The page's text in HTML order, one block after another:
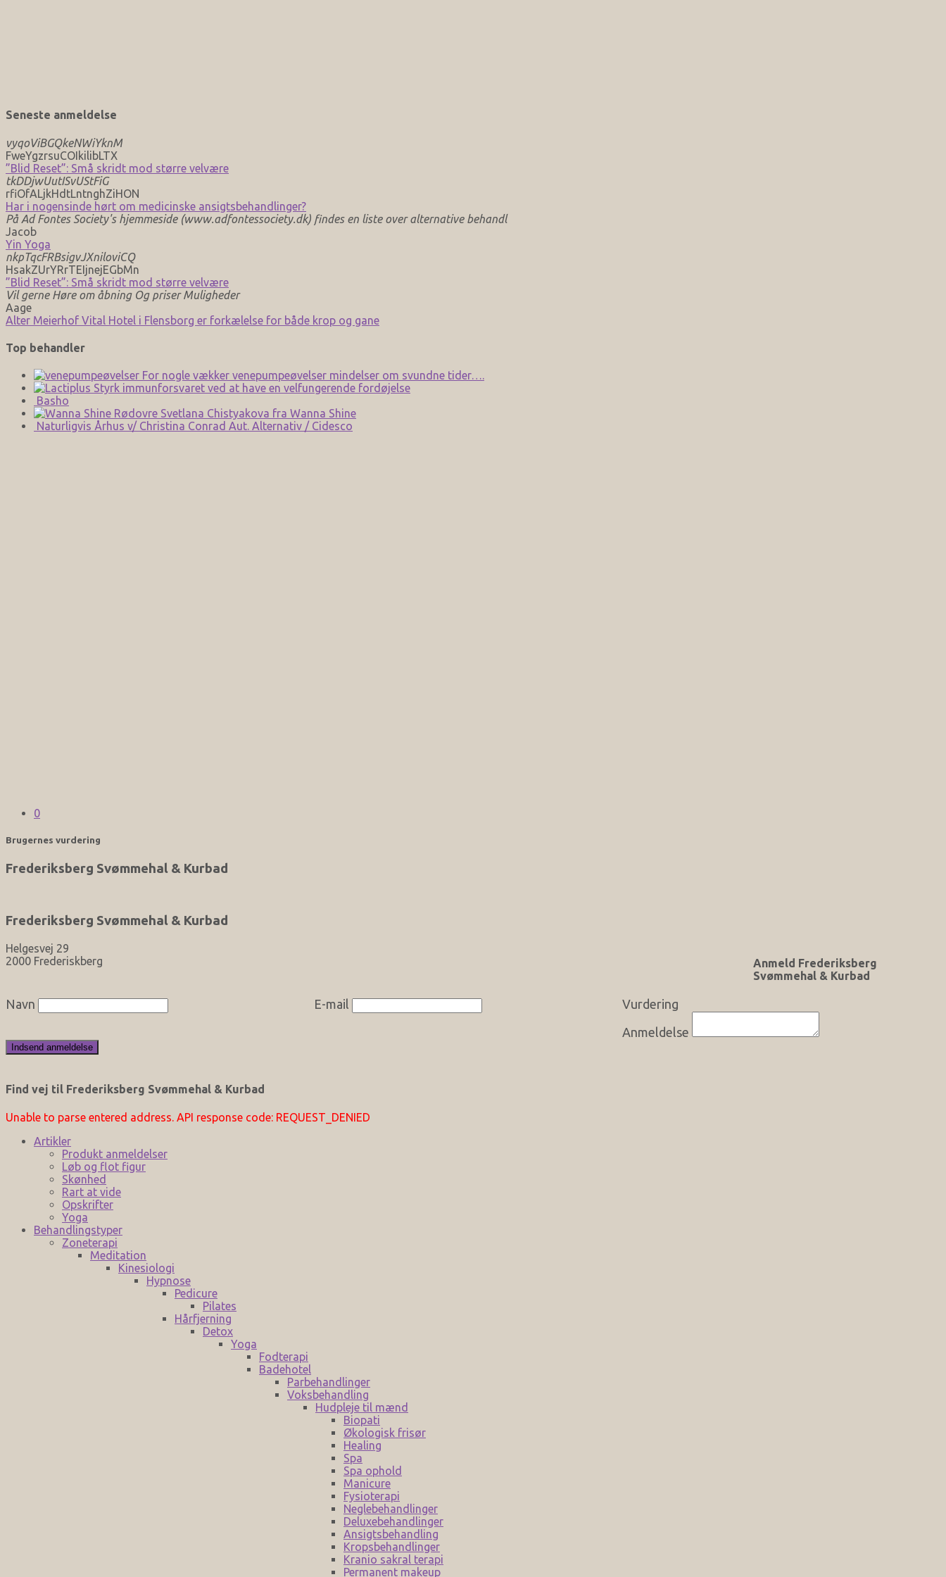
Seneste anmeldelse
vyqoViBGQkeNWiYknM
FweYgzrsuCOIkilibLTX
”Blid Reset”: Små skridt mod større velvære
tkDDjwUutISvUStFiG
rfiOfALjkHdtLntnghZiHON
Har i nogensinde hørt om medicinske ansigtsbehandlinger?
På Ad Fontes Society's hjemmeside (www.adfontessociety.dk) findes en liste over alternative behandl
Jacob
Yin Yoga
nkpTqcFRBsigvJXniloviCQ
HsakZUrYRrTEIjnejEGbMn
”Blid Reset”: Små skridt mod større velvære
Vil gerne Høre om åbning Og priser Muligheder
Aage
Alter Meierhof Vital Hotel i Flensborg er forkælelse for både krop og gane
Top behandler
For nogle vækker venepumpeøvelser mindelser om svundne tider….
Styrk immunforsvaret ved at have en velfungerende fordøjelse
Basho
Svetlana Chistyakova fra Wanna Shine
Naturligvis Århus v/ Christina Conrad Aut. Alternativ / Cidesco
0
Brugernes vurdering
Frederiksberg Svømmehal & Kurbad
Frederiksberg Svømmehal & Kurbad
Helgesvej 29
2000 Frederiskberg
Anmeld Frederiksberg
Svømmehal & Kurbad
Navn E-mail
Vurdering
Anmeldelse
Find vej til Frederiksberg Svømmehal & Kurbad
Unable to parse entered address. API response code: REQUEST_DENIED
Artikler
Produkt anmeldelser
Løb og flot figur
Skønhed
Rart at vide
Opskrifter
Yoga
Behandlingstyper
Zoneterapi
Meditation
Kinesiologi
Hypnose
Pedicure
Pilates
Hårfjerning
Detox
Yoga
Fodterapi
Badehotel
Parbehandlinger
Voksbehandling
Hudpleje til mænd
Biopati
Økologisk frisør
Healing
Spa
Spa ophold
Manicure
Fysioterapi
Neglebehandlinger
Deluxebehandlinger
Ansigtsbehandling
Kropsbehandlinger
Kranio sakral terapi
Permanent makeup